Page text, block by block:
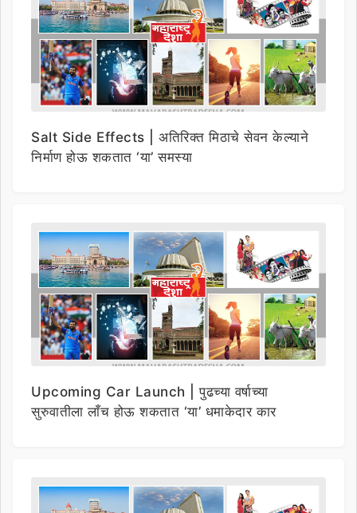
Salt Side Effects | अतिरिक्त मिठाचे सेवन केल्याने
निर्माण होऊ शकतात ‘या’ समस्या
Upcoming Car Launch | पुढच्या वर्षाच्या
सुरुवातीला लाँच होऊ शकतात ‘या’ धमाकेदार कार